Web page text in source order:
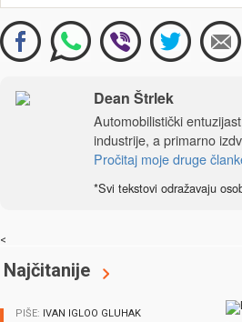
Dean Štrlek
Automobilistički
industrije, a primarno
Pročitaj moje druge
*Svi tekstovi odražavaju
<
Najčitanije
PIŠE: IVAN IGLOO GLUHAK